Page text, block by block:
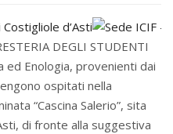
DEGLI STUDENTI
ed Enologia, provenienti dai
ospitati nella
“Cascina Salerio”, sita
di fronte alla suggestiva